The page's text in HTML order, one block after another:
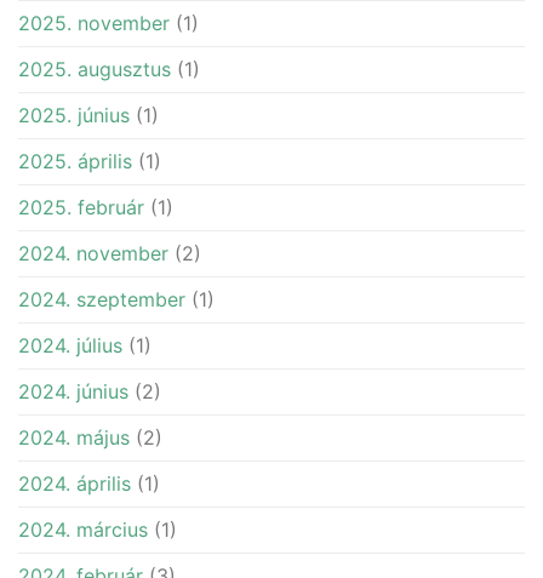
2025. november (1)
2025. augusztus (1)
2025. június (1)
2025. április (1)
2025. február (1)
2024. november (2)
2024. szeptember (1)
2024. július (1)
2024. június (2)
2024. május (2)
2024. április (1)
2024. március (1)